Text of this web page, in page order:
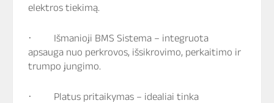
elektros tiekimą.
· Išmanioji BMS Sistema – integruota
apsauga nuo perkrovos, išsikrovimo, perkaitimo ir
trumpo jungimo.
· Platus pritaikymas – idealiai tinka